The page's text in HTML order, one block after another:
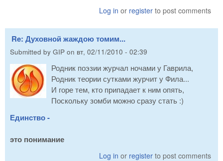
Log in or register to post comments
Re: Духовной жаждою томим...
Submitted by GIP on вт, 02/11/2010 - 02:39
Родник поэзии журчал ночами у Гаврила,
Родник теории сутками журчит у Фила...
И горе тем, кто припадает к ним опять,
Поскольку зомби можно сразу стать :)
Единство -
это понимание
Log in or register to post comments